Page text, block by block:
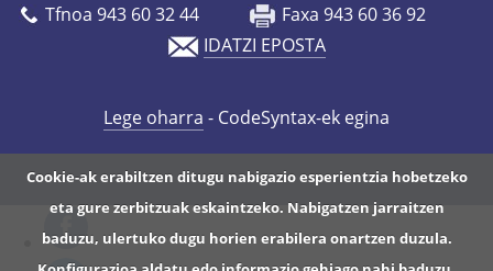
Cookie-ak erabiltzen ditugu nabigazio esperientzia hobetzeko
eta gure zerbitzuak eskaintzeko. Nabigatzen jarraitzen
baduzu, ulertuko dugu horien erabilera onartzen duzula.
Tfnoa 943 60 32 44
Faxa 943 60 36 92
IDATZI EPOSTA
Lege oharra - CodeSyntax-ek egina